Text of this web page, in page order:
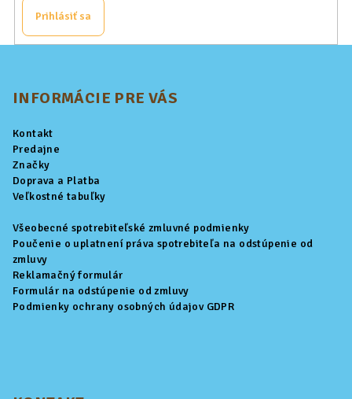
Prihlásiť sa
INFORMÁCIE PRE VÁS
Kontakt
Predajne
Značky
Doprava a Platba
Veľkostné tabuľky
Všeobecné spotrebiteľské zmluvné podmienky
Poučenie o uplatnení práva spotrebiteľa na odstúpenie od
zmluvy
Reklamačný formulár
Formulár na odstúpenie od zmluvy
Podmienky ochrany osobných údajov GDPR